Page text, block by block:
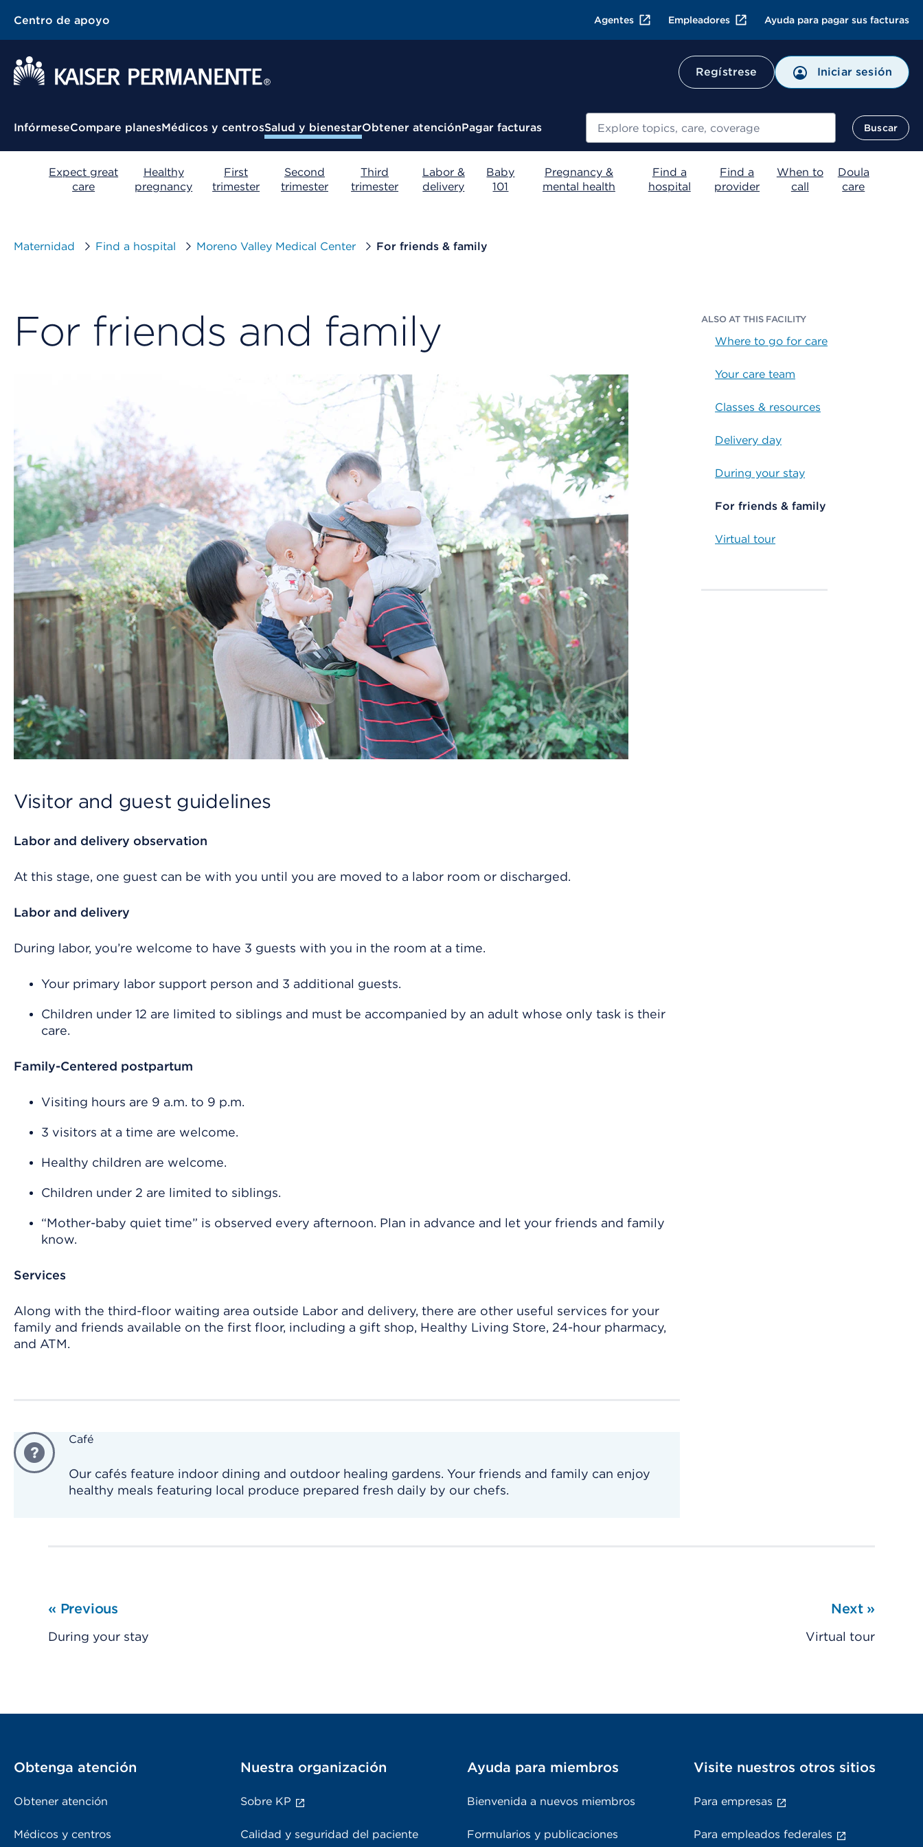
Centro de apoyo Agentes Empleadores Ayuda para pagar sus facturas
Regístrese Iniciar sesión
Menú contextual
InfórmeseCompare planesMédicos y centrosSalud y bienestarObtener atenciónPagar facturas Buscar
Expect great
care
Healthy
pregnancy
First
trimester
Second
trimester
Third
trimester
Labor &
delivery
Baby
101
Pregnancy &
mental health
Find a
hospital
Find a
provider
When to
call
Doula
care
Maternidad Find a hospital Moreno Valley Medical Center For friends & family
For friends and family
Visitor and guest guidelines
Labor and delivery observation
At this stage, one guest can be with you until you are moved to a labor room or discharged.
Labor and delivery
During labor, you’re welcome to have 3 guests with you in the room at a time.
Your primary labor support person and 3 additional guests.
Children under 12 are limited to siblings and must be accompanied by an adult whose only task is their
care.
Family-Centered postpartum
Visiting hours are 9 a.m. to 9 p.m.
3 visitors at a time are welcome.
Healthy children are welcome.
Children under 2 are limited to siblings.
“Mother-baby quiet time” is observed every afternoon. Plan in advance and let your friends and family
know.
Services
Along with the third-floor waiting area outside Labor and delivery, there are other useful services for your
family and friends available on the first floor, including a gift shop, Healthy Living Store, 24-hour pharmacy,
and ATM.
Café
Our cafés feature indoor dining and outdoor healing gardens. Your friends and family can enjoy
healthy meals featuring local produce prepared fresh daily by our chefs.
ALSO AT THIS FACILITY
Where to go for care
Your care team
Classes & resources
Delivery day
During your stay
For friends & family
Virtual tour
« Previous
During your stay
Next »
Virtual tour
Obtenga atención
Obtener atención
Médicos y centros
Nuestra organización
Sobre KP
Calidad y seguridad del paciente
Ayuda para miembros
Bienvenida a nuevos miembros
Formularios y publicaciones
Visite nuestros otros sitios
Para empresas
Para empleados federales